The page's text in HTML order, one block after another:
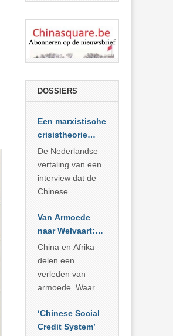
DOSSIERS
Een marxistische
crisistheorie
voor vandaag
De Nederlandse
vertaling van een
interview dat de
Chinese
Sociale
Wetenschappen
afnam van de
Britse
marxistische
econoom Michael
zien dat
… >> lees meer
Van Armoede
naar Welvaart:
Wat Afrika kan
leren van
China’s
economisch
China en Afrika
delen een
verleden van
armoede. Waar
voorbije veertig
jaar in slaagde
‘Chinese Social
Credit System’